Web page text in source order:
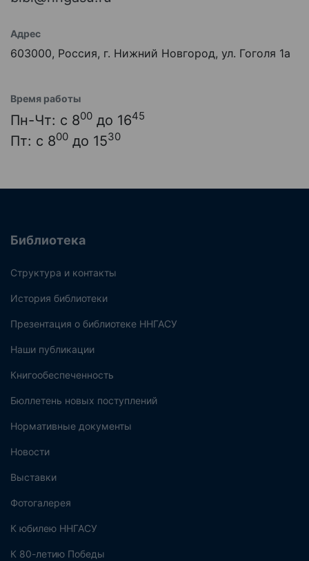
Адрес
603000, Россия, г. Нижний Новгород, ул. Гоголя 1а
Время работы
Пн-Чт: с 800 до 1645
Пт: с 800 до 1530
Библиотека
Структура и контакты
История библиотеки
Презентация о библиотеке ННГАСУ
Наши публикации
Книгообеспеченность
Бюллетень новых поступлений
Нормативные документы
Новости
Выставки
Фотогалерея
К юбилею ННГАСУ
К 80-летию Победы